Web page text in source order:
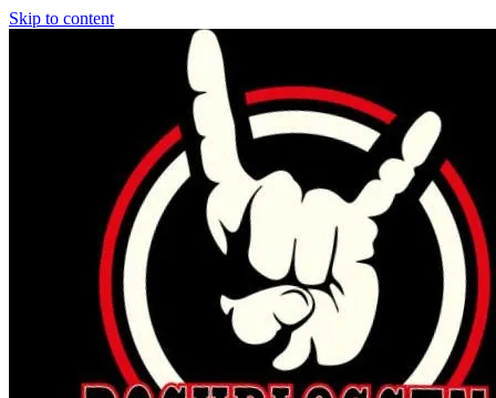
Skip to content